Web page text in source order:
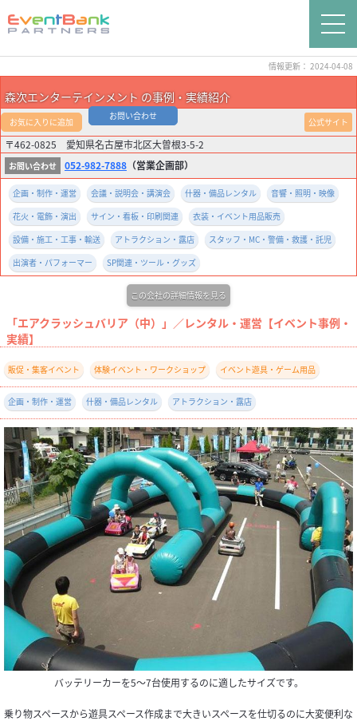
情報更新： 2024-04-08
森次エンターテインメント の事例・実績紹介
お気に入りに追加
〒462-0825 愛知県名古屋市北区大曽根3-5-2
052-982-7888 （営業企画部）
公式サイト
お問い合わせ
企画・制作・運営 会議・説明会・講演会 什器・備品レンタル
音響・照明・映像
花火・電飾・演出
サイン・看板・印刷関連
衣装・イベント用品販売
設備・施工・工事・輸送
アトラクション・露店
スタッフ・MC・警備・救護・託児
出演者・パフォーマー
SP関連・ツール・グッズ
この会社の詳細情報を見る
「エアクラッシュバリア（中）」／レンタル・運営【イベント事例・
実績】
販促・集客イベント 体験イベント・ワークショップ イベント遊具・ゲーム用品
企画・制作・運営 什器・備品レンタル アトラクション・露店
バッテリーカーを5～7台使用するのに適したサイズです。
乗り物スペースから遊具スペース作成まで大きいスペースを仕切るのに大変便利な